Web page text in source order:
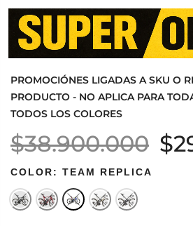
PROMOCIÓNES LIGADAS A SKU O
PRODUCTO - NO APLICA PARA
TODOS LOS COLORES
$38.900.000
COLOR: TEAM REPLICA